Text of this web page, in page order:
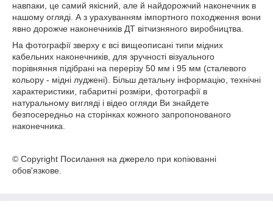
навпаки, це самий якісний, але й найдорожчий наконечник в
нашому огляді. А з урахуванням імпортного походження вони
явно дорожче наконечників ДТ вітчизняного виробництва.
На фотографії зверху є всі вищеописані типи мідних
кабельних наконечників, для зручності візуального
порівняння підібрані на перерізу 50 мм і 95 мм (сталевого
кольору - мідні луджені). Більш детальну інформацію, технічні
характеристики, габаритні розміри, фотографії в
натуральному вигляді і відео огляди Ви знайдете
безпосередньо на сторінках кожного запропонованого
наконечника.
© Copyright Посилання на джерело при копіюванні
обов'язкове.